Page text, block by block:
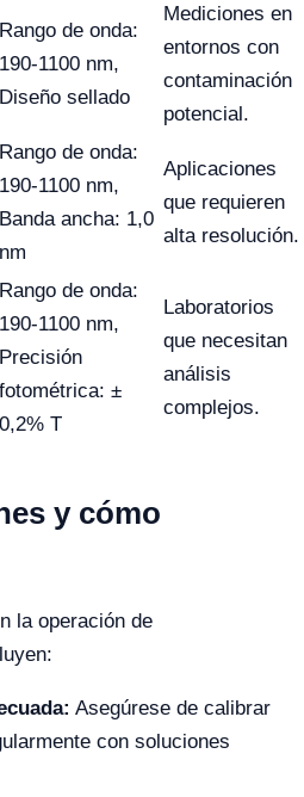
Rango de onda:
190-1100 nm,
Diseño sellado
Mediciones en
entornos con
contaminación
potencial.
Rango de onda:
190-1100 nm,
Banda ancha: 1,0
nm
Aplicaciones
que requieren
alta resolución.
Rango de onda:
190-1100 nm,
Precisión
fotométrica: ±
0,2% T
Laboratorios
que necesitan
análisis
complejos.
y cómo
la operación de
Asegúrese de calibrar
con soluciones